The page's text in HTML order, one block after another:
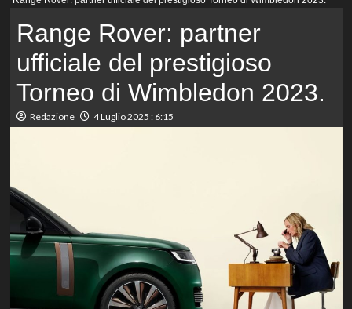
Range Rover: partner
ufficiale del prestigioso
Torneo di Wimbledon 2023.
Redazione 4 Luglio 2025 : 6:15